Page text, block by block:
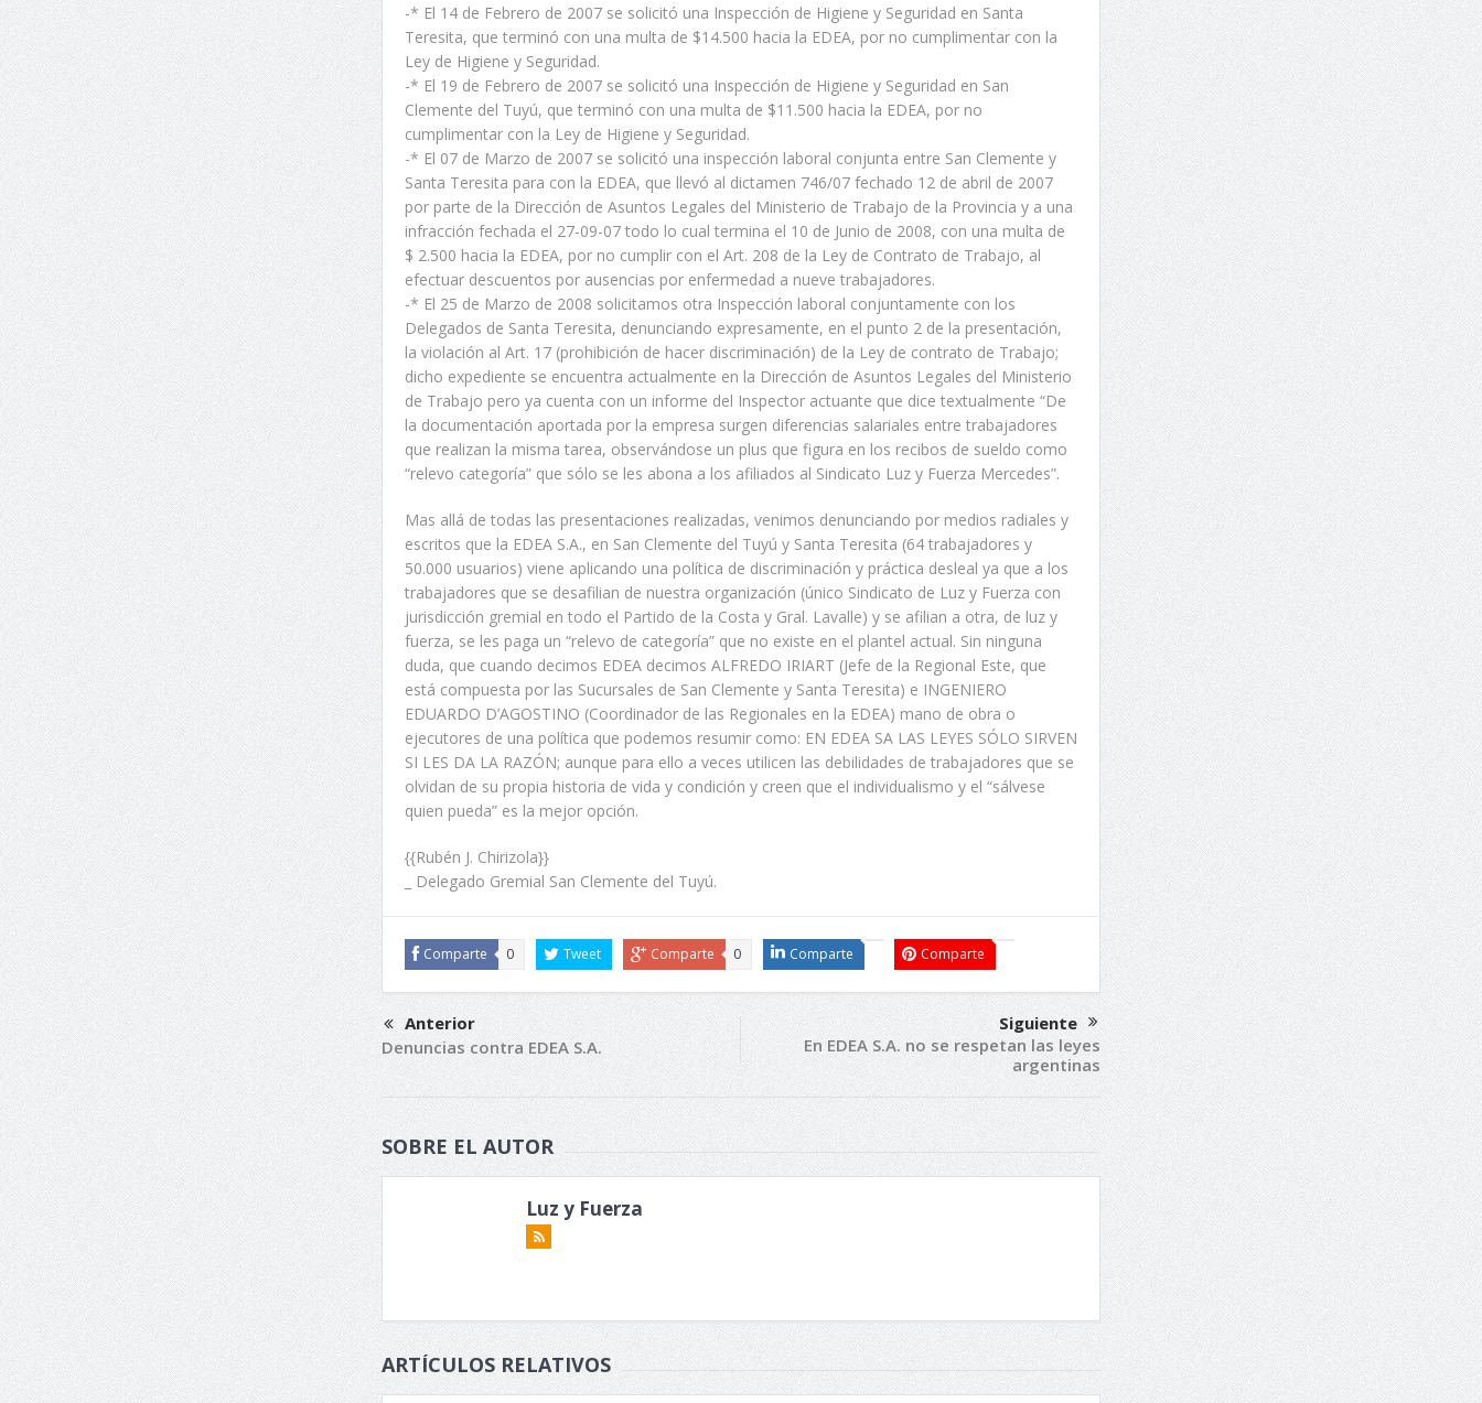
-* El 14 de Febrero de 2007 se solicitó una Inspección de Higiene y Seguridad en Santa
Teresita, que terminó con una multa de $14.500 hacia la EDEA, por no cumplimentar con la
Ley de Higiene y Seguridad.
-* El 19 de Febrero de 2007 se solicitó una Inspección de Higiene y Seguridad en San
Clemente del Tuyú, que terminó con una multa de $11.500 hacia la EDEA, por no
cumplimentar con la Ley de Higiene y Seguridad.
-* El 07 de Marzo de 2007 se solicitó una inspección laboral conjunta entre San Clemente y
Santa Teresita para con la EDEA, que llevó al dictamen 746/07 fechado 12 de abril de 2007
por parte de la Dirección de Asuntos Legales del Ministerio de Trabajo de la Provincia y a una
infracción fechada el 27-09-07 todo lo cual termina el 10 de Junio de 2008, con una multa de
$ 2.500 hacia la EDEA, por no cumplir con el Art. 208 de la Ley de Contrato de Trabajo, al
efectuar descuentos por ausencias por enfermedad a nueve trabajadores.
-* El 25 de Marzo de 2008 solicitamos otra Inspección laboral conjuntamente con los
Delegados de Santa Teresita, denunciando expresamente, en el punto 2 de la presentación,
la violación al Art. 17 (prohibición de hacer discriminación) de la Ley de contrato de Trabajo;
dicho expediente se encuentra actualmente en la Dirección de Asuntos Legales del Ministerio
de Trabajo pero ya cuenta con un informe del Inspector actuante que dice textualmente “De
la documentación aportada por la empresa surgen diferencias salariales entre trabajadores
que realizan la misma tarea, observándose un plus que figura en los recibos de sueldo como
“relevo categoría” que sólo se les abona a los afiliados al Sindicato Luz y Fuerza Mercedes”.
Mas allá de todas las presentaciones realizadas, venimos denunciando por medios radiales y
escritos que la EDEA S.A., en San Clemente del Tuyú y Santa Teresita (64 trabajadores y
50.000 usuarios) viene aplicando una política de discriminación y práctica desleal ya que a los
trabajadores que se desafilian de nuestra organización (único Sindicato de Luz y Fuerza con
jurisdicción gremial en todo el Partido de la Costa y Gral. Lavalle) y se afilian a otra, de luz y
fuerza, se les paga un “relevo de categoría” que no existe en el plantel actual. Sin ninguna
duda, que cuando decimos EDEA decimos ALFREDO IRIART (Jefe de la Regional Este, que
está compuesta por las Sucursales de San Clemente y Santa Teresita) e INGENIERO
EDUARDO D’AGOSTINO (Coordinador de las Regionales en la EDEA) mano de obra o
ejecutores de una política que podemos resumir como: EN EDEA SA LAS LEYES SÓLO SIRVEN
SI LES DA LA RAZÓN; aunque para ello a veces utilicen las debilidades de trabajadores que se
olvidan de su propia historia de vida y condición y creen que el individualismo y el “sálvese
quien pueda” es la mejor opción.
{{Rubén J. Chirizola}}
_ Delegado Gremial San Clemente del Tuyú.
Comparte 0 Tweet Comparte 0 Comparte Comparte
Anterior
Denuncias contra EDEA S.A.
Siguiente
En EDEA S.A. no se respetan las leyes
argentinas
SOBRE EL AUTOR
Luz y Fuerza
ARTÍCULOS RELATIVOS